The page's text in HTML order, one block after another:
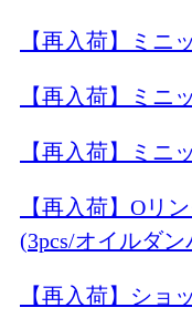
【再入荷】ミニ
【再入荷】ミニ
【再入荷】ミニ
【再入荷】Oリ
(3pcs/オイルダン
【再入荷】ショ